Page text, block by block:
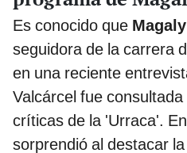
Es conocido que
seguidora de la carrera
en una reciente
Valcárcel fue
críticas de la 'Urraca'.
sorprendió al destacar